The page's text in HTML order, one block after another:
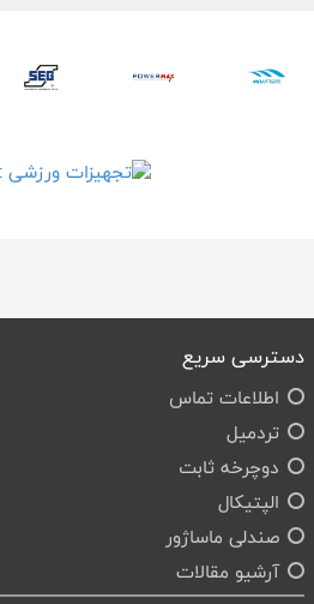
دسترسی سریع
اطلاعات تماس
تردمیل
دوچرخه ثابت
الپتیکال
صندلی ماساژور
آرشیو مقالات